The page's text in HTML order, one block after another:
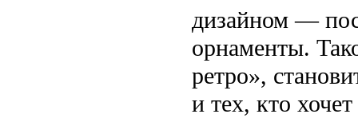
дизайном —
орнаменты.
ретро»,
и тех, кто